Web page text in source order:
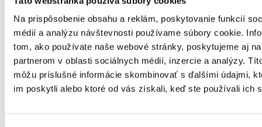
Na prispôsobenie obsahu a reklám, poskytovanie funkcií
médií a analýzu návštevnosti používame súbory cookie.
tom, ako používate naše webové stránky, poskytujeme aj
partnerom v oblasti sociálnych médií, inzercie a analýzy.
môžu príslušné informácie skombinovať s ďalšími údajmi,
im poskytli alebo ktoré od vás získali, keď ste používali ich
Zľava -15% sa odpočíta sa automaticky v košíku pri nákupe nad
80€.
150048901
Dámske tričko ALENA 901